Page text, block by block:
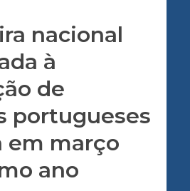
nacional
à
de
portugueses
em março
ano